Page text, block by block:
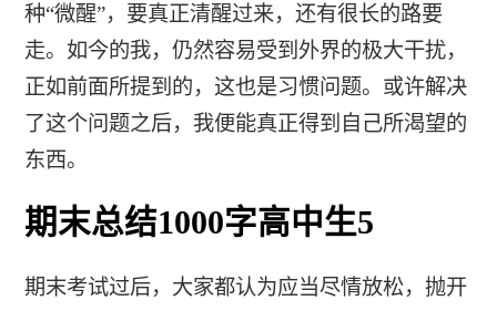
种“微醒”，要真正清醒过来，还有很长的路要
走。如今的我，仍然容易受到外界的极大干扰，
正如前面所提到的，这也是习惯问题。或许解决
了这个问题之后，我便能真正得到自己所渴望的
东西。
期末总结1000字高中生5
期末考试过后，大家都认为应当尽情放松，抛开